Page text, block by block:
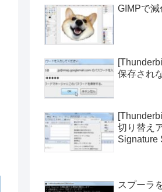
GIMPで減
保存され
切り替え
Signature
スプーラ